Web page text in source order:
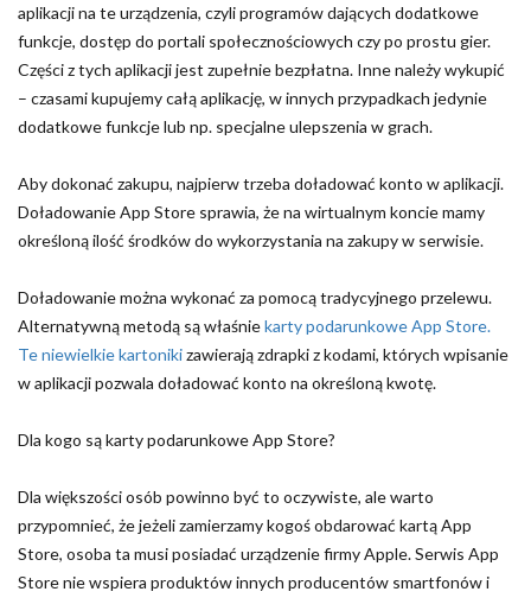
aplikacji na te urządzenia, czyli programów dających dodatkowe
funkcje, dostęp do portali społecznościowych czy po prostu gier.
Części z tych aplikacji jest zupełnie bezpłatna. Inne należy wykupić
– czasami kupujemy całą aplikację, w innych przypadkach jedynie
dodatkowe funkcje lub np. specjalne ulepszenia w grach.
Aby dokonać zakupu, najpierw trzeba doładować konto w aplikacji.
Doładowanie App Store sprawia, że na wirtualnym koncie mamy
określoną ilość środków do wykorzystania na zakupy w serwisie.
Doładowanie można wykonać za pomocą tradycyjnego przelewu.
Alternatywną metodą są właśniekarty podarunkowe App Store.
Te niewielkie kartonikizawierają zdrapki z kodami, których wpisanie
w aplikacji pozwala doładować konto na określoną kwotę.
Dla kogo są karty podarunkowe App Store?
Dla większości osób powinno być to oczywiste, ale warto
przypomnieć, że jeżeli zamierzamy kogoś obdarować kartą App
Store, osoba ta musi posiadać urządzenie firmy Apple. Serwis App
Store nie wspiera produktów innych producentów smartfonów i